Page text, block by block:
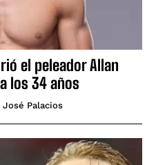
el peleador Allan
los 34 años
José Palacios